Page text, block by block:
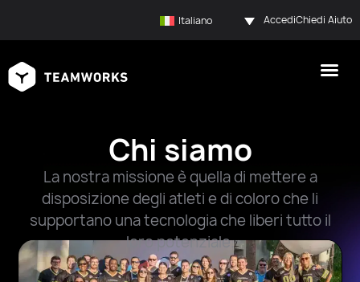
Italiano AccediChiedi Aiuto
Chi siamo
La nostra missione è quella di mettere a
disposizione degli atleti e di coloro che li
supportano una tecnologia che liberi tutto il
loro potenziale.